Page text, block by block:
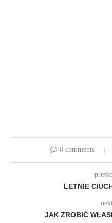
0 comments
LETNIE
JAK ZROBIĆ